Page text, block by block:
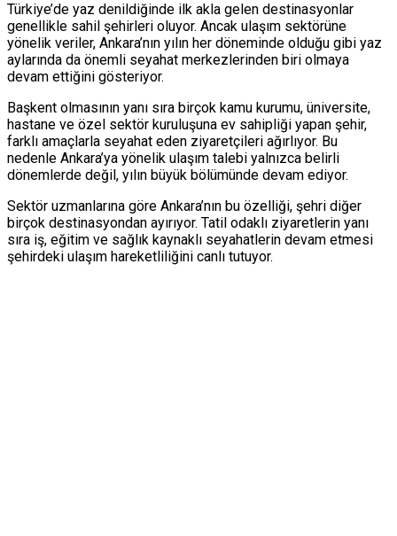
Türkiye’de yaz denildiğinde ilk akla gelen destinasyonlar
genellikle sahil şehirleri oluyor. Ancak ulaşım sektörüne
yönelik veriler, Ankara’nın yılın her döneminde olduğu gibi yaz
aylarında da önemli seyahat merkezlerinden biri olmaya
devam ettiğini gösteriyor.
Başkent olmasının yanı sıra birçok kamu kurumu, üniversite,
hastane ve özel sektör kuruluşuna ev sahipliği yapan şehir,
farklı amaçlarla seyahat eden ziyaretçileri ağırlıyor. Bu
nedenle Ankara’ya yönelik ulaşım talebi yalnızca belirli
dönemlerde değil, yılın büyük bölümünde devam ediyor.
Sektör uzmanlarına göre Ankara’nın bu özelliği, şehri diğer
birçok destinasyondan ayırıyor. Tatil odaklı ziyaretlerin yanı
sıra iş, eğitim ve sağlık kaynaklı seyahatlerin devam etmesi
şehirdeki ulaşım hareketliliğini canlı tutuyor.